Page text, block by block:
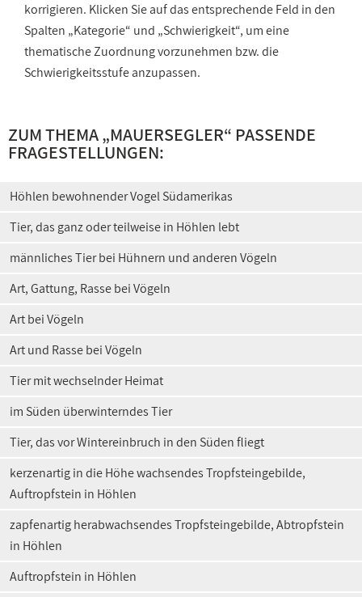
korrigieren. Klicken Sie auf das entsprechende Feld in den
Spalten „Kategorie“ und „Schwierigkeit“, um eine
thematische Zuordnung vorzunehmen bzw. die
Schwierigkeitsstufe anzupassen.
ZUM THEMA „MAUERSEGLER“ PASSENDE
FRAGESTELLUNGEN:
Höhlen bewohnender Vogel Südamerikas
Tier, das ganz oder teilweise in Höhlen lebt
männliches Tier bei Hühnern und anderen Vögeln
Art, Gattung, Rasse bei Vögeln
Art bei Vögeln
Art und Rasse bei Vögeln
Tier mit wechselnder Heimat
im Süden überwinterndes Tier
Tier, das vor Wintereinbruch in den Süden fliegt
kerzenartig in die Höhe wachsendes Tropfsteingebilde,
Auftropfstein in Höhlen
zapfenartig herabwachsendes Tropfsteingebilde, Abtropfstein
in Höhlen
Auftropfstein in Höhlen